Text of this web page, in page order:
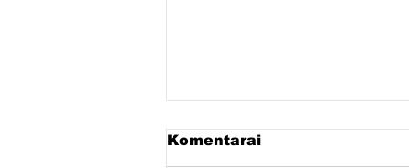
Komentarai